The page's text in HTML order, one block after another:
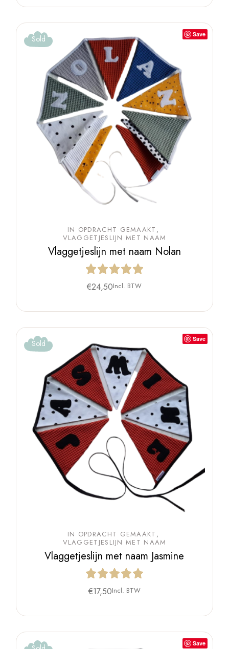
Save
Sold
IN OPDRACHT GEMAAKT
VLAGGETJESLIJN MET NAAM
Vlaggetjeslijn met naam Nolan
€24,50Incl. BTW
Save
Sold
IN OPDRACHT GEMAAKT
VLAGGETJESLIJN MET NAAM
Vlaggetjeslijn met naam Jasmine
€17,50Incl. BTW
Save